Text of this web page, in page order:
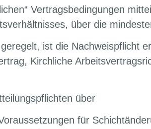
Vertragsbedingungen
über die
ist die Nachweispflicht
Kirchliche
über
für